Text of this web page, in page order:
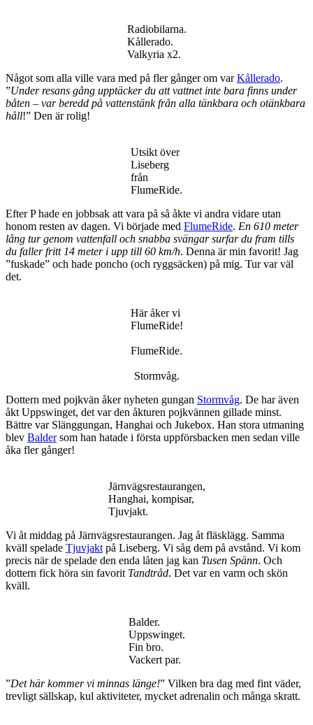
Radiobilarna.
Kållerado.
Valkyria x2.
Något som alla ville vara med på fler gånger om varKållerado.
”Under resans gång upptäcker du att vattnet inte bara finns under
båten – var beredd på vattenstänk från alla tänkbara och otänkbara
håll!” Den är rolig!
Utsikt över
Liseberg
från
FlumeRide.
Efter P hade en jobbsak att vara på så åkte vi andra vidare utan
honom resten av dagen. Vi började med FlumeRide. En 610 meter
lång tur genom vattenfall och snabba svängar surfar du fram tills
du faller fritt 14 meter i upp till 60 km/h. Denna är min favorit! Jag
”fuskade” och hade poncho (och ryggsäcken) på mig. Tur var väl
det.
Här åker vi
FlumeRide!
FlumeRide.
Stormvåg.
Dottern med pojkvän åker nyheten gungan Stormvåg. De har även
åkt Uppswinget, det var den åkturen pojkvännen gillade minst.
Bättre var Slänggungan, Hanghai och Jukebox. Han stora utmaning
blev Baldersom han hatade i första uppförsbacken men sedan ville
åka fler gånger!
Järnvägsrestaurangen,
Hanghai, kompisar,
Tjuvjakt.
Vi åt middag på Järnvägsrestaurangen. Jag åt fläsklägg. Samma
kväll spelade Tjuvjakt på Liseberg. Vi såg dem på avstånd. Vi kom
precis när de spelade den enda låten jag kan Tusen Spänn. Och
dottern fick höra sin favorit Tandtråd. Det var en varm och skön
kväll.
Balder.
Uppswinget.
Fin bro.
Vackert par.
”Det här kommer vi minnas länge!” Vilken bra dag med fint väder,
trevligt sällskap, kul aktiviteter, mycket adrenalin och många skratt.